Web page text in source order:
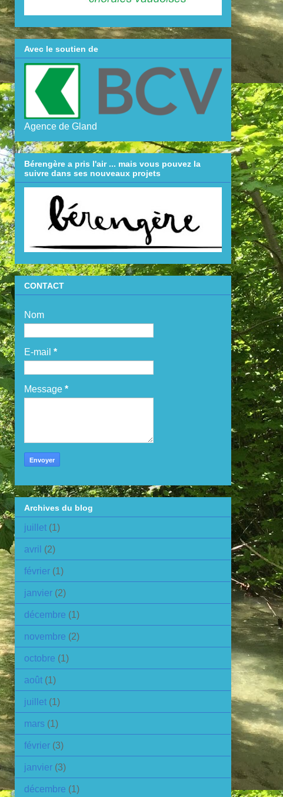
Avec le soutien de
Agence de Gland
Bérengère a pris l'air ... mais vous pouvez la
suivre dans ses nouveaux projets
CONTACT
Nom
E-mail *
Message *
Archives du blog
juillet (1)
avril (2)
février (1)
janvier (2)
décembre (1)
novembre (2)
octobre (1)
août (1)
juillet (1)
mars (1)
février (3)
janvier (3)
décembre (1)